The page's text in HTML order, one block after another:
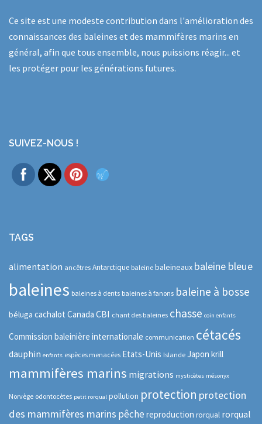
Ce site est une modeste contribution dans l'amélioration des
connaissances des baleines et des mammifères marins en
général, afin que tous ensemble, nous puissions réagir... et
les protéger pour les générations futures.
SUIVEZ-NOUS !
TAGS
alimentation ancêtres Antarctique baleine baleineaux baleine bleue
baleines baleines à dents baleines à fanons baleine à bosse
béluga cachalot Canada CBI chant des baleines chasse coin enfants
Commission baleinière internationale communication cétacés
dauphin enfants espèces menacées Etats-Unis Islande Japon krill
mammifères marins migrations mysticètes mésonyx
Norvège odontocètes petit rorqual pollution protection protection
des mammifères marins pêche reproduction rorqual rorqual